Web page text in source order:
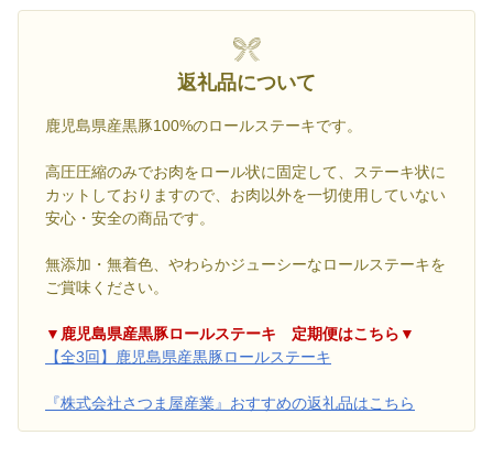
返礼品について
鹿児島県産黒豚100%のロールステーキです。
高圧圧縮のみでお肉をロール状に固定して、ステーキ状に
カットしておりますので、お肉以外を一切使用していない
安心・安全の商品です。
無添加・無着色、やわらかジューシーなロールステーキを
ご賞味ください。
▼鹿児島県産黒豚ロールステーキ 定期便はこちら▼
【全3回】鹿児島県産黒豚ロールステーキ
『株式会社さつま屋産業』おすすめの返礼品はこちら